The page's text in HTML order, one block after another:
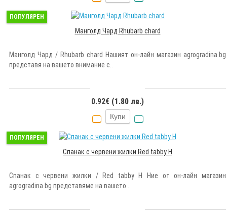
ПОПУЛЯРЕН
Манголд Чард Rhubarb chard
Манголд Чард / Rhubarb chard Нашият он-лайн магазин agrogradina.bg
представя на вашето внимание с..
0.92€ (1.80 лв.)
Купи
ПОПУЛЯРЕН
Спанак с червени жилки Red tabby Н
Спанак с червени жилки / Red tabby Н Ние от он-лайн магазин
agrogradina.bg представяме на вашето ..